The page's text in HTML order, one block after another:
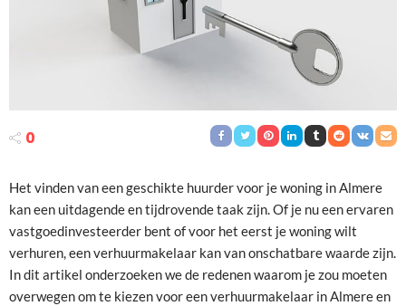
0
Het vinden van een geschikte huurder voor je woning in Almere
kan een uitdagende en tijdrovende taak zijn. Of je nu een ervaren
vastgoedinvesteerder bent of voor het eerst je woning wilt
verhuren, een verhuurmakelaar kan van onschatbare waarde zijn.
In dit artikel onderzoeken we de redenen waarom je zou moeten
overwegen om te kiezen voor een verhuurmakelaar in Almere en